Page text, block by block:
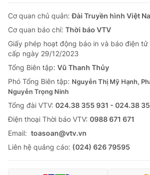
Cơ quan chủ quản:Đài Truyền hình Việt
Cơ quan báo chí: Thời báo VTV
Giấy phép hoạt động báo in và báo điện
cấp ngày 29/12/2023
Tổng Biên tập: Vũ Thanh Thủy
Phó Tổng Biên tập: Nguyễn Thị Mỹ Hạnh,
Nguyễn Trọng Ninh
Tổng đài VTV: 024.38 355 931 - 024.38
Ðiện thoại Thời báo VTV: 0988 671 671
Email: toasoan@vtv.vn
Liên hệ quảng cáo: (024) 626 79595